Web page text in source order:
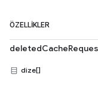
ÖZELLIKLER
dize[]